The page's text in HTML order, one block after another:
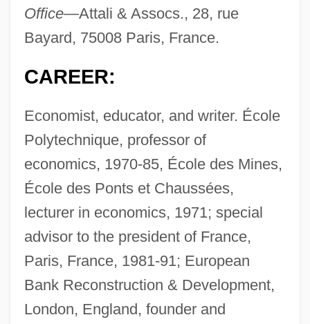
Office—Attali & Assocs., 28, rue
Bayard, 75008 Paris, France.
CAREER:
Economist, educator, and writer. École
Polytechnique, professor of
economics, 1970-85, École des Mines,
École des Ponts et Chaussées,
lecturer in economics, 1971; special
advisor to the president of France,
Paris, France, 1981-91; European
Bank Reconstruction & Development,
London, England, founder and